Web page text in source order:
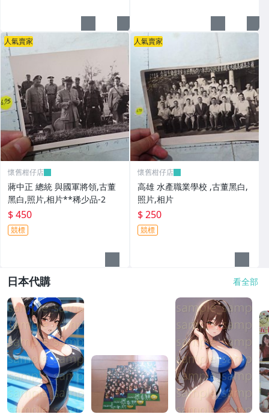
人氣賣家
懷舊柑仔店
蔣中正 總統 與國軍將領,古董
黑白,照片,相片**稀少品-2
$ 450
競標
人氣賣家
懷舊柑仔店
高雄 水產職業學校 ,古董黑白,
照片,相片
$ 250
競標
日本代購 看全部